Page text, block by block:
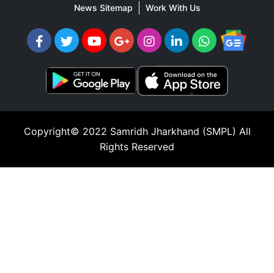
News Sitemap
Work With Us
Copyright© 2022 Samridh Jharkhand (SMPL) All
Rights Reserved